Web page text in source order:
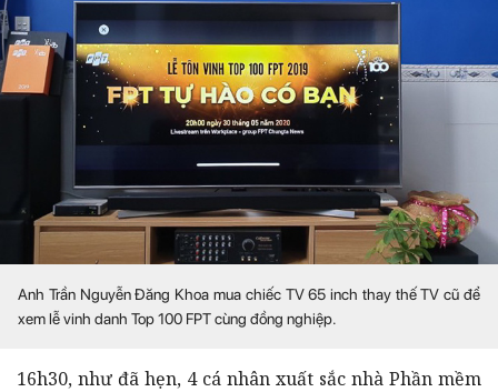
Anh Trần Nguyễn Đăng Khoa mua chiếc TV 65 inch thay thế TV cũ để
xem lễ vinh danh Top 100 FPT cùng đồng nghiệp.
16h30, như đã hẹn, 4 cá nhân xuất sắc nhà Phần mềm